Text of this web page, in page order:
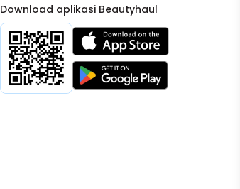
Download aplikasi Beautyhaul